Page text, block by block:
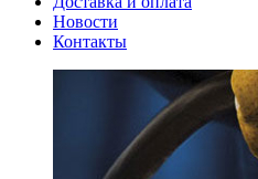
Новости
Контакты